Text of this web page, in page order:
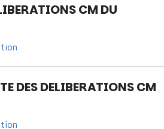
CM DU
DES DELIBERATIONS CM